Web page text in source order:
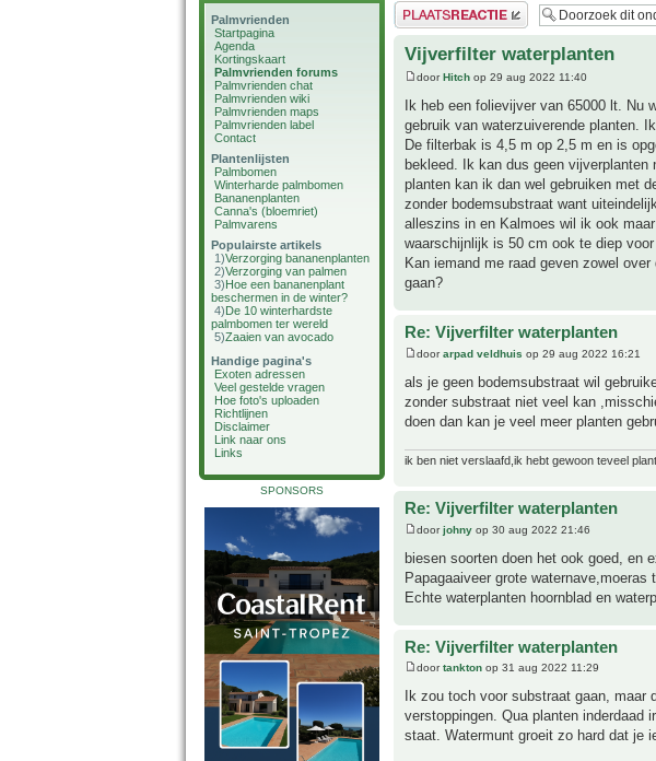
Palmvrienden
Startpagina
Agenda
Kortingskaart
Palmvrienden forums
Palmvrienden chat
Palmvrienden wiki
Palmvrienden maps
Palmvrienden label
Contact
Plantenlijsten
Palmbomen
Winterharde palmbomen
Bananenplanten
Canna's (bloemriet)
Palmvarens
Populairste artikels
1)Verzorging bananenplanten
2)Verzorging van palmen
3)Hoe een bananenplant
beschermen in de winter?
4)De 10 winterhardste
palmbomen ter wereld
5)Zaaien van avocado
Handige pagina's
Exoten adressen
Veel gestelde vragen
Hoe foto's uploaden
Richtlijnen
Disclaimer
Link naar ons
Links
SPONSORS
Plaats een reactie
Vijverfilter waterplanten
doorHitch op 29 aug 2022 11:40
Ik heb een folievijver van 65000 lt. Nu
gebruik van waterzuiverende planten.
De filterbak is 4,5 m op 2,5 m en is
bekleed. Ik kan dus geen
planten kan ik dan wel gebruiken met
zonder bodemsubstraat want
alleszins in en Kalmoes wil ik ook
waarschijnlijk is 50 cm ook te diep
Kan iemand me raad geven zowel
gaan?
Re: Vijverfilter waterplanten
doorarpad veldhuis op 29 aug 2022 16:21
als je geen bodemsubstraat wil
zonder substraat niet veel kan
doen dan kan je veel meer planten
ik ben niet verslaafd,ik hebt gewoon teveel
Re: Vijverfilter waterplanten
doorjohny op 30 aug 2022 21:46
biesen soorten doen het ook goed, en
Papagaaiveer grote
Echte waterplanten hoornblad en
Re: Vijverfilter waterplanten
doortankton op 31 aug 2022 11:29
Ik zou toch voor substraat gaan,
verstoppingen. Qua planten inderdaad
staat. Watermunt groeit zo hard dat je